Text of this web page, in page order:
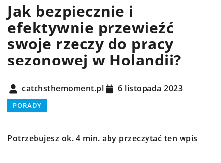
Jak bezpiecznie i
efektywnie przewieźć
swoje rzeczy do pracy
sezonowej w Holandii?
catchsthemoment.pl 6 listopada 2023
PORADY
Potrzebujesz ok. 4 min. aby przeczytać ten wpis